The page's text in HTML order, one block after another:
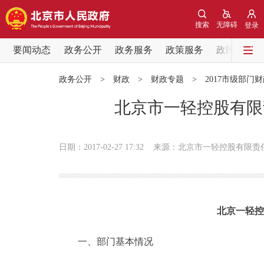
登录
无障碍
搜索
要闻动态 政务公开 政务服务 政策服务
政民互动
政务公开 > 财政 > 财政专题 > 2017市级部门
北京市一轻控股有
日期：2017-02-27 17:32 来源：北京市一轻控股有限责
北京一轻
一、部门基本情况